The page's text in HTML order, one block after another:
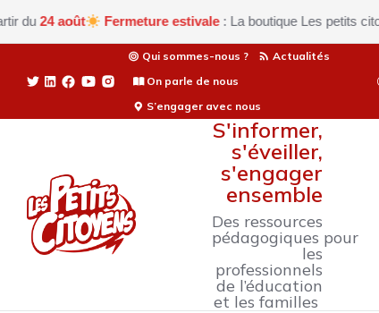
Fermeture estivale: La boutique Les petits citoyens est
Qui sommes-nous ?
Actualités
On parle de nous
S’engager avec nous
S'informer,
s'éveiller,
s'engager
ensemble
Des ressources
pédagogiques pour
les
professionnels
de l’éducation
et les familles